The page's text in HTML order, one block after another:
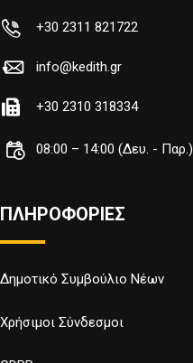
+30 2311 821722
info@kedith.gr
+30 2310 318334
08:00 – 14:00 (Δευ. - Παρ.)
ΠΛΗΡΟΦΟΡΙΕΣ
Δημοτικό Συμβούλιο Νέων
Χρήσιμοι Σύνδεσμοι